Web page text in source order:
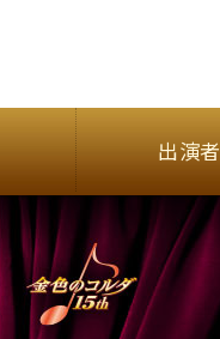
出演者